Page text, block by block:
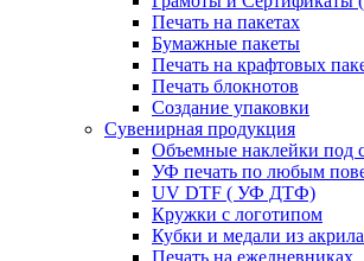
Печать на пакетах
Бумажные пакеты
Печать на крафтовых
Печать блокнотов
Создание упаковки
Сувенирная продукция
Объемные наклейки под
УФ печать по любым
UV DTF ( УФ ДТФ)
Кружки с логотипом
Кубки и медали из акрила
Печать на ежедневниках